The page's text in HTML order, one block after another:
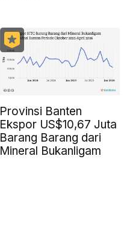
Provinsi Banten
Ekspor US$10,67 Juta
Barang Barang dari
Mineral Bukanligam